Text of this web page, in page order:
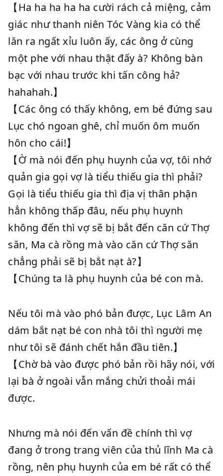
【Ha ha ha ha ha cười rách cả miệng, cảm
giác như thanh niên Tóc Vàng kia có thể
lăn ra ngất xỉu luôn ấy, các ông ở cùng
một phe với nhau thật đấy à? Không bàn
bạc với nhau trước khi tấn công hả?
hahahah.】
【Các ông có thấy không, em bé đứng sau
Lục chó ngoan ghê, chỉ muốn ôm muốn
hôn cho cái!】
【Ờ mà nói đến phụ huynh của vợ, tôi nhớ
quản gia gọi vợ là tiểu thiếu gia thì phải?
Gọi là tiểu thiếu gia thì địa vị thân phận
hẳn không thấp đâu, nếu phụ huynh
không đến thì vợ sẽ bị bắt đến căn cứ Thợ
săn, Ma cà rồng mà vào căn cứ Thợ săn
chẳng phải sẽ bị bắt nạt à?】
【Chúng ta là phụ huynh của bé con mà.
Nếu tôi mà vào phó bản được, Lục Lâm An
dám bắt nạt bé con nhà tôi thì người mẹ
như tôi sẽ đánh chết hắn đầu tiên.】
【Chờ bà vào được phó bản rồi hãy nói, với
lại bà ở ngoài vẫn mắng chửi thoải mái
được.
Nhưng mà nói đến vấn đề chính thì vợ
đang ở trong trang viên của thủ lĩnh Ma cà
rồng, nên phụ huynh của em bé rất có thể